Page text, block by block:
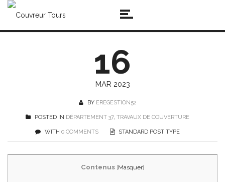
16
MAR 2023
BY EREGESTION52
POSTED IN DÉPARTEMENT 37, TRAVAUX DE COUVERTURE
WITH 0 COMMENTS STANDARD POST TYPE
Contenus [Masquer]